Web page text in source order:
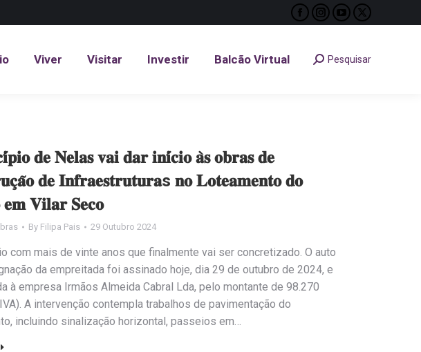
Facebook
opens
Instagram
opens
YouTube
opens
X
opens
Viver Visitar Investir Balcão Virtual Search:Pesquisar
𝐝𝐞 𝐍𝐞𝐥𝐚𝐬 𝐯𝐚𝐢 𝐝𝐚𝐫 𝐢𝐧𝐢́𝐜𝐢𝐨 𝐚̀𝐬 𝐨𝐛𝐫𝐚𝐬 𝐝𝐞
𝐝𝐞 𝐈𝐧𝐟𝐫𝐚𝐞𝐬𝐭𝐫𝐮𝐭𝐮𝐫𝐚s 𝐧𝐨 𝐋𝐨𝐭𝐞𝐚𝐦𝐞𝐧𝐭𝐨 𝐝𝐨
𝐕𝐢𝐥𝐚𝐫 𝐒𝐞𝐜𝐨
By Filipa Pais 29 Outubro 2024
com mais de vinte anos que finalmente vai ser concretizado. O auto
da empreitada foi assinado hoje, dia 29 de outubro de 2024, e
à empresa Irmãos Almeida Cabral Lda, pelo montante de 98.270
A intervenção contempla trabalhos de pavimentação do
incluindo sinalização horizontal, passeios em…
Viver Visitar Investir Balcão Virtual Search:
Pesquisar